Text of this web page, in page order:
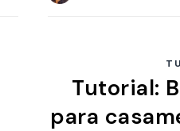
Tutorial:
para